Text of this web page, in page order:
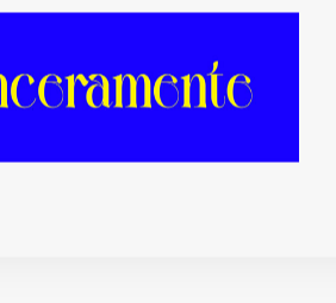
será el premio
tremendos?